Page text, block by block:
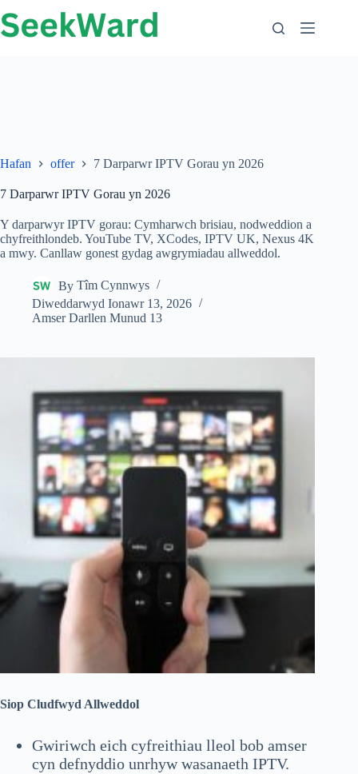
i'r
cynnwys
Hafan offer 7 Darparwr IPTV Gorau yn 2026
7 Darparwr IPTV Gorau yn 2026
Y darparwyr IPTV gorau: Cymharwch brisiau, nodweddion a
chyfreithlondeb. YouTube TV, XCodes, IPTV UK, Nexus 4K
a mwy. Canllaw gonest gydag awgrymiadau allweddol.
By Tîm Cynnwys
Diweddarwyd Ionawr 13, 2026
Amser Darllen Munud 13
Siop Cludfwyd Allweddol
Gwiriwch eich cyfreithiau lleol bob amser
cyn defnyddio unrhyw wasanaeth IPTV.